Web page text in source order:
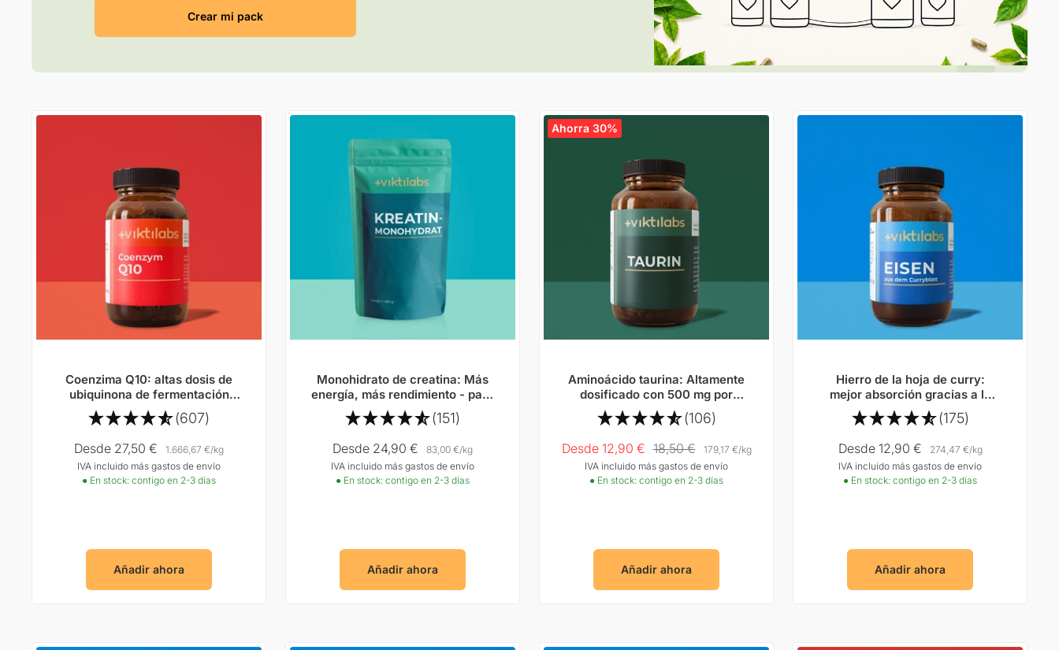
Crear mi pack
Coenzima Q10: altas dosis de
ubiquinona de fermentación
natural
(607)
Precio
Oferta
Desde 27,50 € 1.666,67 €/kg
IVA incluido más gastos de envío
● En stock: contigo en 2-3 días
Añadir ahora
Monohidrato de creatina: Más
energía, más rendimiento - para
el cuerpo y la mente
(151)
Precio
Oferta
Desde 24,90 € 83,00 €/kg
IVA incluido más gastos de envío
● En stock: contigo en 2-3 días
Añadir ahora
Ahorra 30%
Aminoácido taurina: Altamente
dosificado con 500 mg por
cápsula
(106)
Precio
Oferta
Desde 12,90 € Precio
normal
18,50 € 179,17 €/kg
IVA incluido más gastos de envío
● En stock: contigo en 2-3 días
Añadir ahora
Hierro de la hoja de curry:
mejor absorción gracias a la
vitamina C natural
(175)
Precio
Oferta
Desde 12,90 € 274,47 €/kg
IVA incluido más gastos de envío
● En stock: contigo en 2-3 días
Añadir ahora